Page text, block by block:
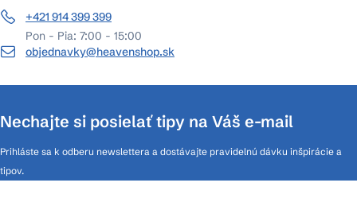
+421 914 399 399
Pon - Pia: 7:00 - 15:00
objednavky@heavenshop.sk
Nechajte si posielať tipy na Váš e-mail
Prihláste sa k odberu newslettera a dostávajte pravidelnú dávku inšpirácie a
tipov.